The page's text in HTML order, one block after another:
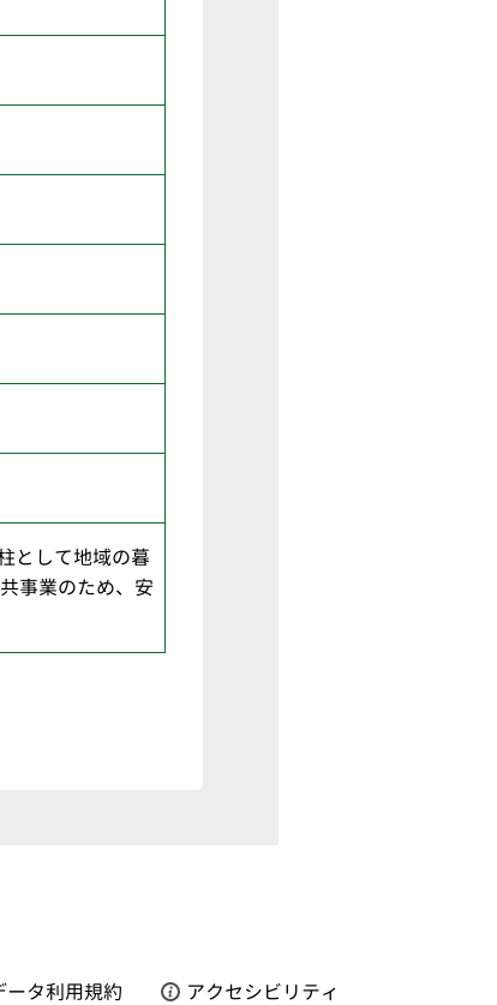
として地域の暮
事業のため、安
ータ利用規約 アクセシビリティ